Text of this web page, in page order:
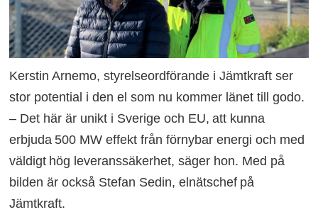
Kerstin Arnemo, styrelseordförande i Jämtkraft ser
stor potential i den el som nu kommer länet till godo.
– Det här är unikt i Sverige och EU, att kunna
erbjuda 500 MW effekt från förnybar energi och med
väldigt hög leveranssäkerhet, säger hon. Med på
bilden är också Stefan Sedin, elnätschef på
Jämtkraft.